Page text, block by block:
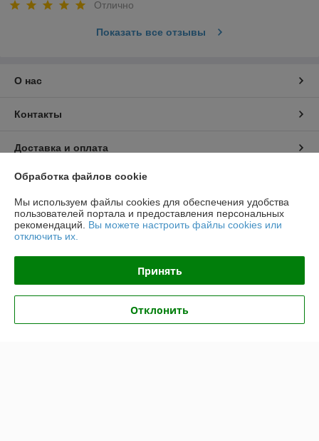
Отлично
Показать все отзывы
О нас
Контакты
Доставка и оплата
График работы
Полная версия сайта
Сайт создан на платформе Deal.by
Обработка файлов cookie
Мы используем файлы cookies для обеспечения удобства
пользователей портала и предоставления персональных
рекомендаций. Вы можете настроить файлы cookies или
отключить их.
Принять
Отклонить